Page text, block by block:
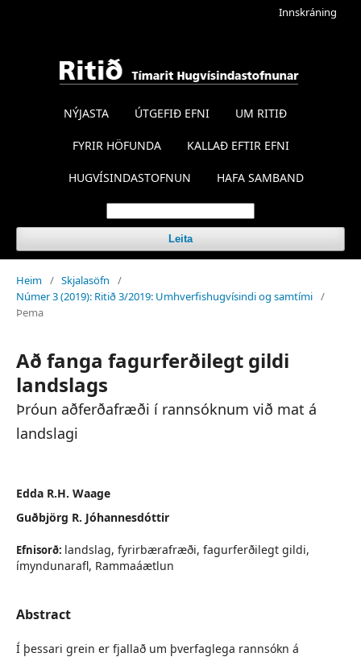
NÝJASTA ÚTGEFIÐ EFNI UM RITIÐ
FYRIR HÖFUNDA KALLAÐ EFTIR EFNI
HUGVÍSINDASTOFNUN HAFA SAMBAND
Leita
Innskráning
Heim / Skjalasöfn
/
Númer 3 (2019): Ritið 3/2019: Umhverfishugvísindi og samtími /
Þema
Að fanga fagurferðilegt gildi
landslags
Þróun aðferðafræði í rannsóknum við mat á
landslagi
Edda R.H. Waage
Guðbjörg R. Jóhannesdóttir
Efnisorð: landslag, fyrirbærafræði, fagurferðilegt gildi,
ímyndunarafl, Rammaáætlun
Abstract
Í þessari grein er fjallað um þverfaglega rannsókn á